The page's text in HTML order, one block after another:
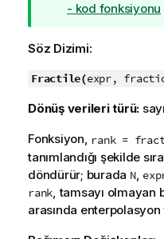
p
c
n
t
- kod fonksiyonu
Söz Dizimi:
Fractile(expr,
Dönüş verileri türü:
Fonksiyon, rank =
tanımlandığı şekilde
döndürür; burada N,
rank, tamsayı olmayan
arasında enterpolasyon